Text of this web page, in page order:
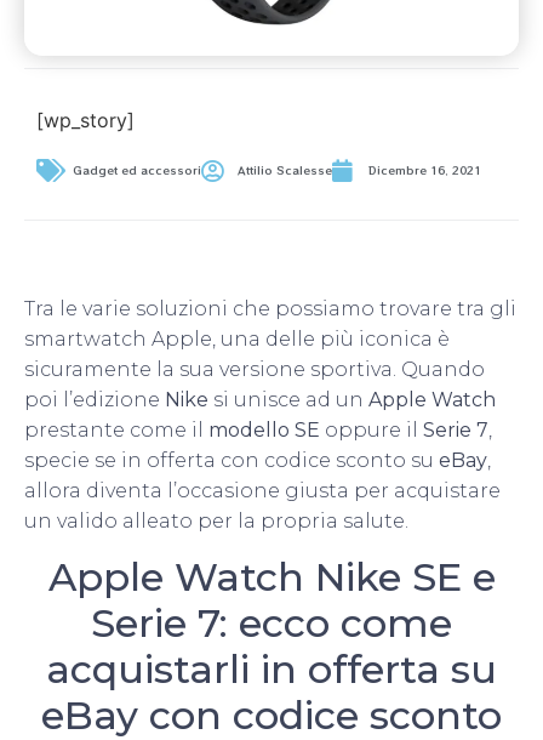
[wp_story]
Gadget ed accessori Attilio Scalesse Dicembre 16, 2021
Tra le varie soluzioni che possiamo trovare tra gli
smartwatch Apple, una delle più iconica è
sicuramente la sua versione sportiva. Quando
poi l’edizione Nike si unisce ad un Apple Watch
prestante come il modello SE oppure il Serie 7,
specie se in offerta con codice sconto su eBay,
allora diventa l’occasione giusta per acquistare
un valido alleato per la propria salute.
Apple Watch Nike SE e
Serie 7: ecco come
acquistarli in offerta su
eBay con codice sconto